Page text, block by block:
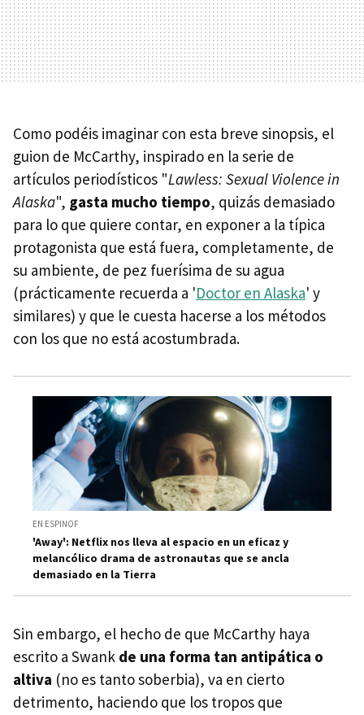
Como podéis imaginar con esta breve sinopsis, el
guion de McCarthy, inspirado en la serie de
artículos periodísticos "Lawless: Sexual Violence in
Alaska", gasta mucho tiempo, quizás demasiado
para lo que quiere contar, en exponer a la típica
protagonista que está fuera, completamente, de
su ambiente, de pez fuerísima de su agua
(prácticamente recuerda a 'Doctor en Alaska' y
similares) y que le cuesta hacerse a los métodos
con los que no está acostumbrada.
EN ESPINOF
'Away': Netflix nos lleva al espacio en un eficaz y
melancólico drama de astronautas que se ancla
demasiado en la Tierra
Sin embargo, el hecho de que McCarthy haya
escrito a Swank de una forma tan antipática o
altiva (no es tanto soberbia), va en cierto
detrimento, haciendo que los tropos que